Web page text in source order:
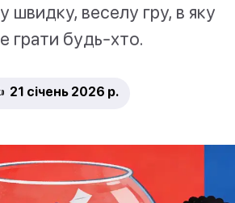
швидку, веселу гру, в яку
грати будь-хто.
січень 2026 р.